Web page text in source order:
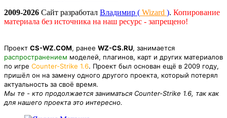
2009-2026 Сайт разработал Владимир ( Wizard ). Копирование
материала без источника на наш ресурс - запрещено!
Проект CS-WZ.COM, ранее WZ-CS.RU, занимается
распространением моделей, плагинов, карт и других материалов
по игре Counter-Strike 1.6. Проект был основан ещё в 2009 году,
пришёл он на замену одного другого проекта, который потерял
актуальность за своё время.
Мы те - кто продолжается заниматься Counter-Strike 1.6, так как
для нашего проекта это интересно.